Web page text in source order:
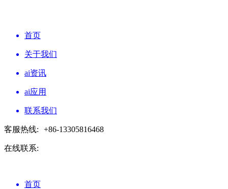
首页
关于我们
ai资讯
ai应用
联系我们
客服热线: +86-13305816468
在线联系:
首页